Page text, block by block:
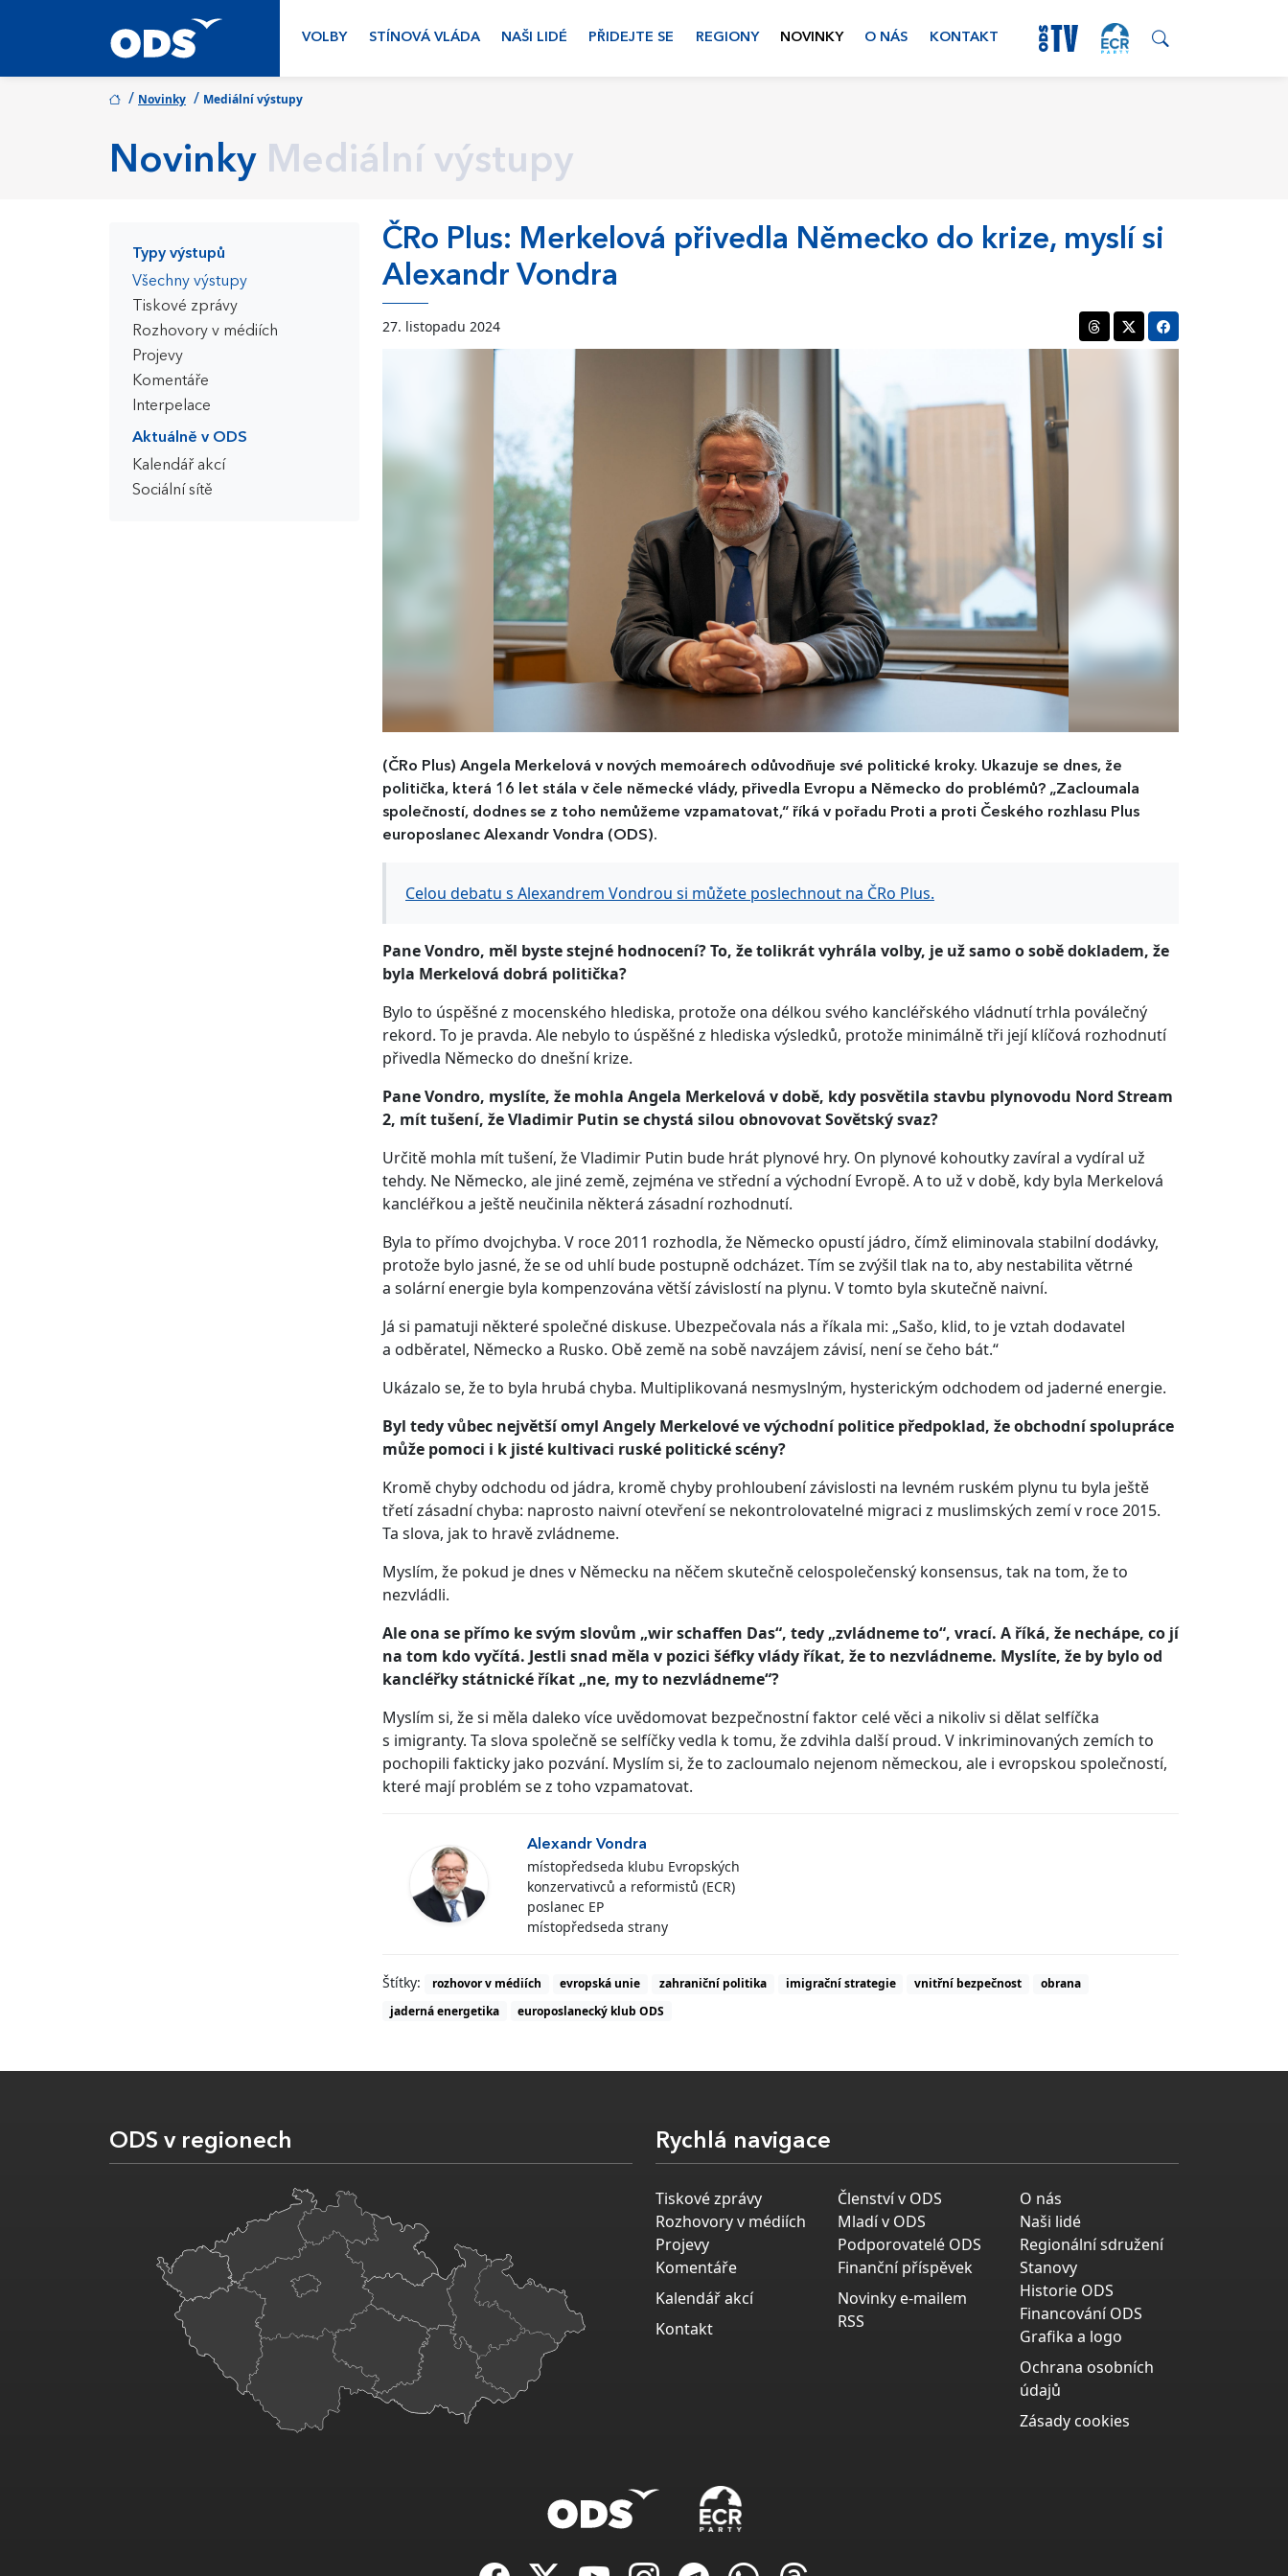
VOLBY STÍNOVÁ VLÁDA NAŠI LIDÉ PŘIDEJTE SE REGIONY NOVINKY O NÁS KONTAKT
/ Novinky / Mediální výstupy
Novinky Mediální výstupy
Typy výstupů
Všechny výstupy
Tiskové zprávy
Rozhovory v médiích
Projevy
Komentáře
Interpelace
Aktuálně v ODS
Kalendář akcí
Sociální sítě
ČRo Plus: Merkelová přivedla Německo do krize, myslí si
Alexandr Vondra
27. listopadu 2024
(ČRo Plus) Angela Merkelová v nových memoárech odůvodňuje své politické kroky. Ukazuje se dnes, že
politička, která 16 let stála v čele německé vlády, přivedla Evropu a Německo do problémů? „Zacloumala
společností, dodnes se z toho nemůžeme vzpamatovat,“ říká v pořadu Proti a proti Českého rozhlasu Plus
europoslanec Alexandr Vondra (ODS).
Celou debatu s Alexandrem Vondrou si můžete poslechnout na ČRo Plus.
Pane Vondro, měl byste stejné hodnocení? To, že tolikrát vyhrála volby, je už samo o sobě dokladem, že
byla Merkelová dobrá politička?
Bylo to úspěšné z mocenského hlediska, protože ona délkou svého kancléřského vládnutí trhla poválečný
rekord. To je pravda. Ale nebylo to úspěšné z hlediska výsledků, protože minimálně tři její klíčová rozhodnutí
přivedla Německo do dnešní krize.
Pane Vondro, myslíte, že mohla Angela Merkelová v době, kdy posvětila stavbu plynovodu Nord Stream
2, mít tušení, že Vladimir Putin se chystá silou obnovovat Sovětský svaz?
Určitě mohla mít tušení, že Vladimir Putin bude hrát plynové hry. On plynové kohoutky zavíral a vydíral už
tehdy. Ne Německo, ale jiné země, zejména ve střední a východní Evropě. A to už v době, kdy byla Merkelová
kancléřkou a ještě neučinila některá zásadní rozhodnutí.
Byla to přímo dvojchyba. V roce 2011 rozhodla, že Německo opustí jádro, čímž eliminovala stabilní dodávky,
protože bylo jasné, že se od uhlí bude postupně odcházet. Tím se zvýšil tlak na to, aby nestabilita větrné
a solární energie byla kompenzována větší závislostí na plynu. V tomto byla skutečně naivní.
Já si pamatuji některé společné diskuse. Ubezpečovala nás a říkala mi: „Sašo, klid, to je vztah dodavatel
a odběratel, Německo a Rusko. Obě země na sobě navzájem závisí, není se čeho bát.“
Ukázalo se, že to byla hrubá chyba. Multiplikovaná nesmyslným, hysterickým odchodem od jaderné energie.
Byl tedy vůbec největší omyl Angely Merkelové ve východní politice předpoklad, že obchodní spolupráce
může pomoci i k jisté kultivaci ruské politické scény?
Kromě chyby odchodu od jádra, kromě chyby prohloubení závislosti na levném ruském plynu tu byla ještě
třetí zásadní chyba: naprosto naivní otevření se nekontrolovatelné migraci z muslimských zemí v roce 2015.
Ta slova, jak to hravě zvládneme.
Myslím, že pokud je dnes v Německu na něčem skutečně celospolečenský konsensus, tak na tom, že to
nezvládli.
Ale ona se přímo ke svým slovům „wir schaffen Das“, tedy „zvládneme to“, vrací. A říká, že nechápe, co jí
na tom kdo vyčítá. Jestli snad měla v pozici šéfky vlády říkat, že to nezvládneme. Myslíte, že by bylo od
kancléřky státnické říkat „ne, my to nezvládneme“?
Myslím si, že si měla daleko více uvědomovat bezpečnostní faktor celé věci a nikoliv si dělat selfíčka
s imigranty. Ta slova společně se selfíčky vedla k tomu, že zdvihla další proud. V inkriminovaných zemích to
pochopili fakticky jako pozvání. Myslím si, že to zacloumalo nejenom německou, ale i evropskou společností,
které mají problém se z toho vzpamatovat.
Alexandr Vondra
místopředseda klubu Evropských
konzervativců a reformistů (ECR)
poslanec EP
místopředseda strany
Štítky: rozhovor v médiích evropská unie zahraniční politika imigrační strategie vnitřní bezpečnost
obrana
jaderná energetika
europoslanecký klub ODS
ODS v regionech Rychlá navigace
Tiskové zprávy
Rozhovory v médiích
Projevy
Komentáře
Kalendář akcí
Kontakt
Členství v ODS
Mladí v ODS
Podporovatelé ODS
Finanční příspěvek
Novinky e-mailem
RSS
O nás
Naši lidé
Regionální sdružení
Stanovy
Historie ODS
Financování ODS
Grafika a logo
Ochrana osobních
údajů
Zásady cookies